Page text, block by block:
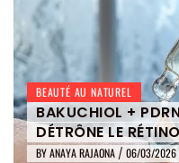
BEAUTÉ AU NATUREL
BAKUCHIOL +
DÉTRÔNE LE
BYANAYA RAJAONA / 06/03/2026